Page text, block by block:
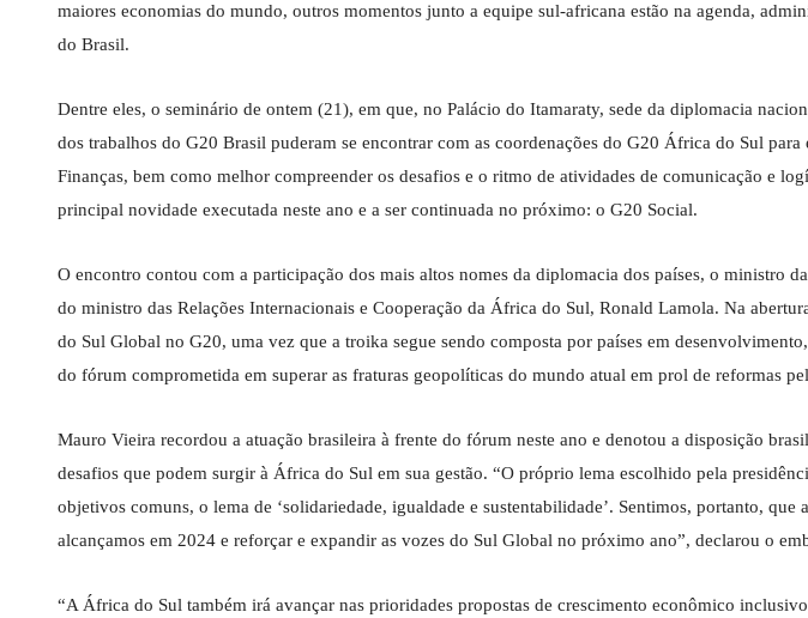
maiores economias do mundo, outros momentos junto a equipe sul-africana estão na agenda,
do Brasil.
Dentre eles, o seminário de ontem (21), em que, no Palácio do Itamaraty, sede da diplomacia
dos trabalhos do G20 Brasil puderam se encontrar com as coordenações do G20 África do Sul para
Finanças, bem como melhor compreender os desafios e o ritmo de atividades de comunicação e
principal novidade executada neste ano e a ser continuada no próximo: o G20 Social.
O encontro contou com a participação dos mais altos nomes da diplomacia dos países, o ministro
do ministro das Relações Internacionais e Cooperação da África do Sul, Ronald Lamola. Na
do Sul Global no G20, uma vez que a troika segue sendo composta por países em
do fórum comprometida em superar as fraturas geopolíticas do mundo atual em prol de reformas
Mauro Vieira recordou a atuação brasileira à frente do fórum neste ano e denotou a disposição
desafios que podem surgir à África do Sul em sua gestão. “O próprio lema escolhido pela
objetivos comuns, o lema de ‘solidariedade, igualdade e sustentabilidade’. Sentimos, portanto, que
alcançamos em 2024 e reforçar e expandir as vozes do Sul Global no próximo ano”, declarou o
“A África do Sul também irá avançar nas prioridades propostas de crescimento econômico